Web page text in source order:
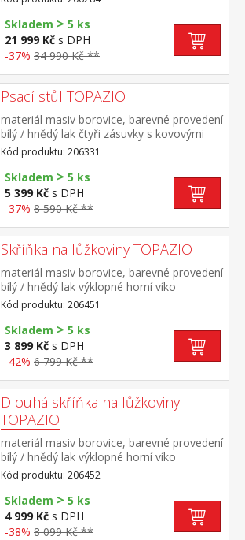
střední a pravé části 1 police a kovová šatní
tyč, na středních dveřích je zrcadlo vhodný
doplněk 5dveřový nástavec TOPAZIO
206954
Skladem > 5 ks
21 999 Kč s DPH
-37% 34 990 Kč **
Psací stůl TOPAZIO
materiál masiv borovice, barevné provedení
bílý / hnědý lak čtyři zásuvky s kovovými
úchytkami a pojezdy
Kód produktu: 206331
Skladem > 5 ks
5 399 Kč s DPH
-37% 8 590 Kč **
Skříňka na lůžkoviny TOPAZIO
materiál masiv borovice, barevné provedení
bílý / hnědý lak výklopné horní víko
Kód produktu: 206451
Skladem > 5 ks
3 899 Kč s DPH
-42% 6 799 Kč **
Dlouhá skříňka na lůžkoviny
TOPAZIO
materiál masiv borovice, barevné provedení
bílý / hnědý lak výklopné horní víko
Kód produktu: 206452
Skladem > 5 ks
4 999 Kč s DPH
-38% 8 099 Kč **